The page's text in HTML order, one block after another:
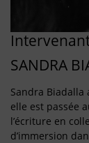
SANDRA
Sandra Biadalla
elle est passée
l’écriture en
d’immersion